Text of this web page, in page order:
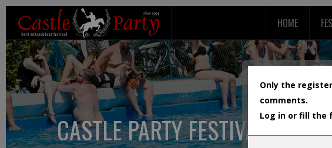
HOME
CASTLE PARTY FESTIVAL
Only the
comments.
Log in or fill the